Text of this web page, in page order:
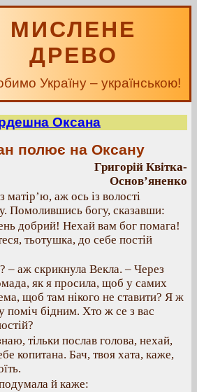
МИСЛЕНЕ
ДРЕВО
Україну – українською!
Оксана
полює на Оксану
Григорій Квітка-
Основ’яненко
матір’ю, аж ось із волості
Помолившись богу, сказавши:
добрий! Нехай вам бог помага!
тьотушка, до себе постій
– аж скрикнула Векла. – Через
як я просила, щоб у самих
щоб там нікого не ставити? Я ж
поміч бідним. Хто ж се з вас
тільки послав голова, нехай,
копитана. Бач, твоя хата, каже,
й каже: